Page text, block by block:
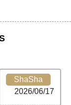
ShaSha
2026/06/17